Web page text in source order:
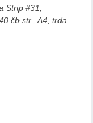
Strip #31,
čb str., A4, trda